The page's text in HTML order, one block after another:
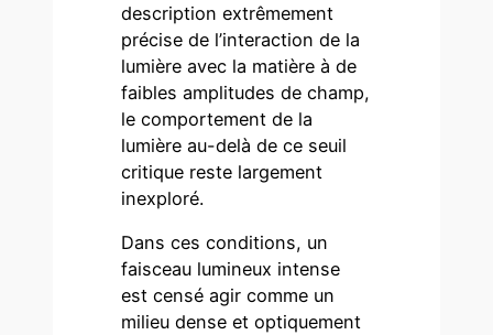
description extrêmement
précise de l’interaction de la
lumière avec la matière à de
faibles amplitudes de champ,
le comportement de la
lumière au-delà de ce seuil
critique reste largement
inexploré.
Dans ces conditions, un
faisceau lumineux intense
est censé agir comme un
milieu dense et optiquement